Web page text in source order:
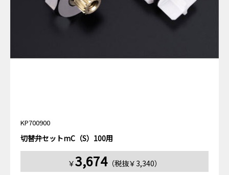
KP700900
切替弁セットmC（S）100用
￥3,674（税抜￥3,340）